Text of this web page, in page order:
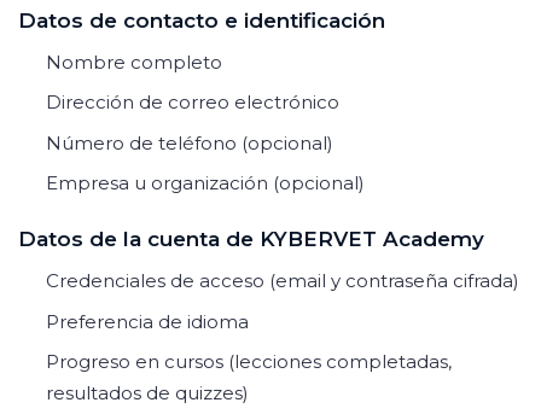
Datos de contacto e identificación
Nombre completo
Dirección de correo electrónico
Número de teléfono (opcional)
Empresa u organización (opcional)
Datos de la cuenta de KYBERVET Academy
Credenciales de acceso (email y contraseña cifrada)
Preferencia de idioma
Progreso en cursos (lecciones completadas,
resultados de quizzes)